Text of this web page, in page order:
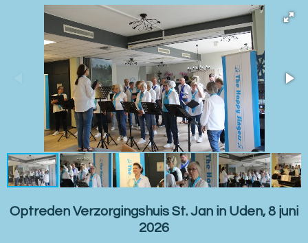
Optreden Verzorgingshuis St. Jan in Uden, 8 juni
2026